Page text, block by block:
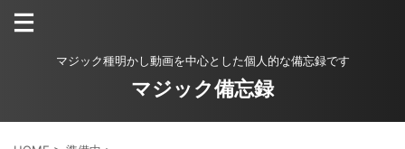
マジック種明かし動画を中心とした個人的な備忘録です
マジック備忘録